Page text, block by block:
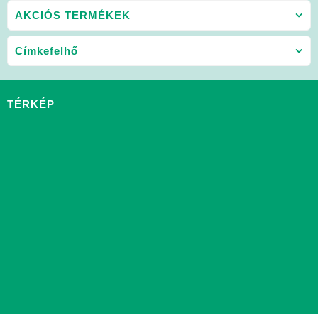
AKCIÓS TERMÉKEK
Címkefelhő
TÉRKÉP